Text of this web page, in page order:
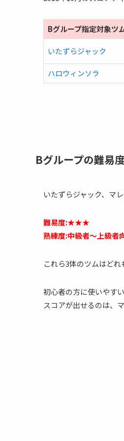
Bグループ指定対象ツ
いたずらジャック
ハロウィンソラ
Bグループの難易
いたずらジャック、マ
難易度:★★★
熟練度:中級者～上級者
これら3体のツムはどれ
初心者の方に使いやす
スコアが出せるのは、